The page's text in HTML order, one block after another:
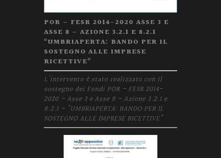
POR – FESR 2014-2020 ASSE 3 E
ASSE 8 – AZIONE 3.2.1 E 8.2.1
“UMBRIAPERTA: BANDO PER IL
SOSTEGNO ALLE IMPRESE
RICETTIVE”
L’intervento è stato realizzato con il
sostegno dei Fondi POR – FESR 2014-
2020 – Asse 3 e Asse 8 – Azione 3.2.1 e
8.2.1 – “UMBRIAPERTA: BANDO PER IL
SOSTEGNO ALLE IMPRESE RICETTIVE”